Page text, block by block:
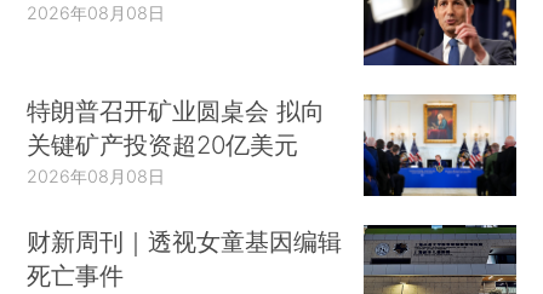
2026年08月08日
特朗普召开矿业圆桌会 拟向
关键矿产投资超20亿美元
2026年08月08日
财新周刊｜透视女童基因编辑
死亡事件